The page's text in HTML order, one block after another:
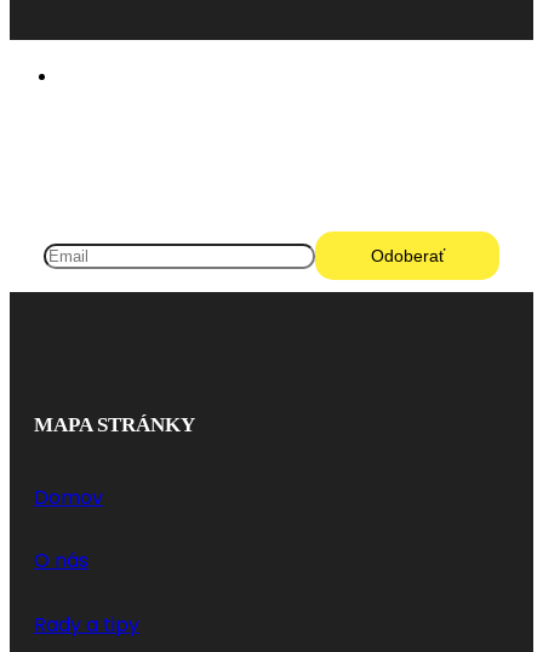
MAPA STRÁNKY
Domov
O nás
Rady a tipy